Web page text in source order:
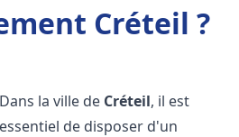
Créteil ?
Dans la ville de Créteil, il est
essentiel de disposer d'un